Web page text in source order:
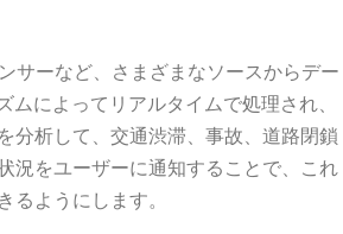
サーなど、さまざまなソースからデー
によってリアルタイムで処理され、
分析して、交通渋滞、事故、道路閉鎖
況をユーザーに通知することで、これ
るようにします。